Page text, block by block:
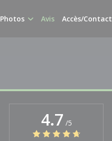
Photos Avis Accès/Contact
4.7 /5